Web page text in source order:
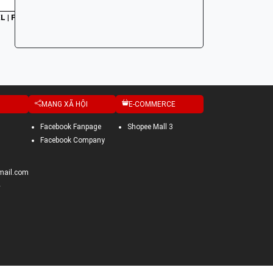
| FUTU
MẠNG XÃ HỘI
Facebook Fanpage
Facebook Company
E-COMMERCE
Shopee Mall 3